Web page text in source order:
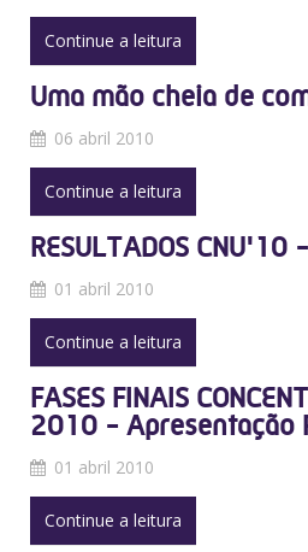
Continue a leitura
Uma mão cheia de
06 abril 2010
Continue a leitura
RESULTADOS CNU'10
01 abril 2010
Continue a leitura
FASES FINAIS
2010 - Apresentação
01 abril 2010
Continue a leitura